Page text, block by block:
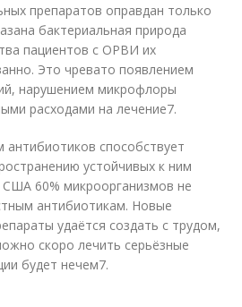
препаратов оправдан только
бактериальная природа
пациентов с ОРВИ их
Это чревато появлением
нарушением микрофлоры
расходами на лечение7.
способствует
устойчивых к ним
60% микроорганизмов не
антибиотикам. Новые
удаётся создать с трудом,
скоро лечить серьёзные
будет нечем7.